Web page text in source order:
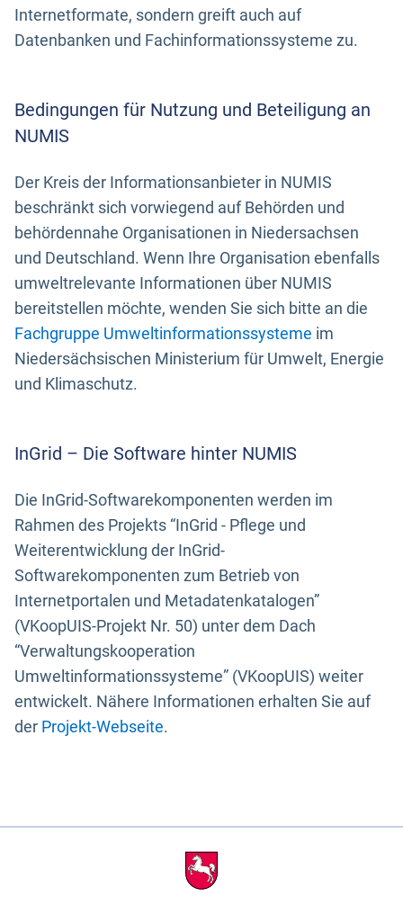
Internetformate, sondern greift auch auf
Datenbanken und Fachinformationssysteme zu.
Bedingungen für Nutzung und Beteiligung an
NUMIS
Der Kreis der Informationsanbieter in NUMIS
beschränkt sich vorwiegend auf Behörden und
behördennahe Organisationen in Niedersachsen
und Deutschland. Wenn Ihre Organisation ebenfalls
umweltrelevante Informationen über NUMIS
bereitstellen möchte, wenden Sie sich bitte an die
Fachgruppe Umweltinformationssysteme im
Niedersächsischen Ministerium für Umwelt, Energie
und Klimaschutz.
InGrid – Die Software hinter NUMIS
Die InGrid-Softwarekomponenten werden im
Rahmen des Projekts “InGrid - Pflege und
Weiterentwicklung der InGrid-
Softwarekomponenten zum Betrieb von
Internetportalen und Metadatenkatalogen”
(VKoopUIS-Projekt Nr. 50) unter dem Dach
“Verwaltungskooperation
Umweltinformationssysteme” (VKoopUIS) weiter
entwickelt. Nähere Informationen erhalten Sie auf
der Projekt-Webseite.